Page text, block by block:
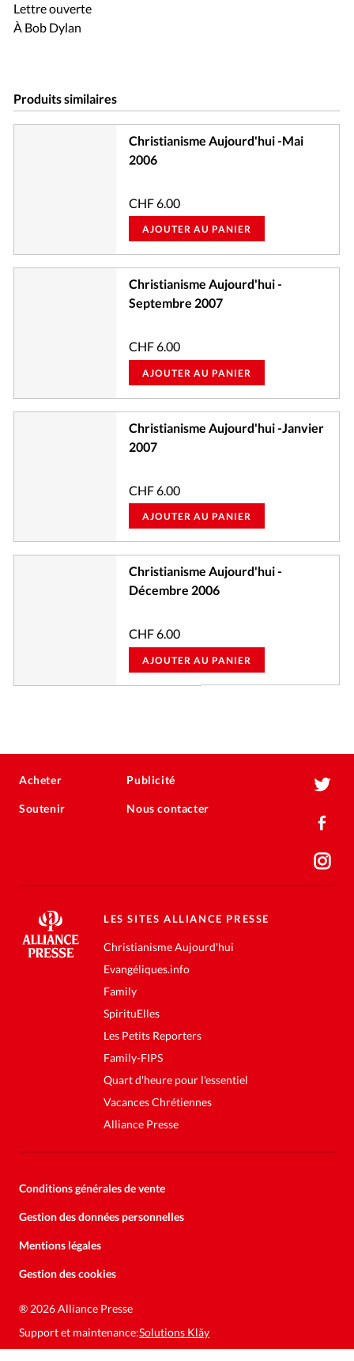
Lettre ouverte
À Bob Dylan
Produits similaires
Christianisme Aujourd'hui -Mai
2006
CHF6.00
AJOUTER AU PANIER
Christianisme Aujourd'hui -
Septembre 2007
CHF6.00
AJOUTER AU PANIER
Christianisme Aujourd'hui -Janvier
2007
CHF6.00
AJOUTER AU PANIER
Christianisme Aujourd'hui -
Décembre 2006
CHF6.00
AJOUTER AU PANIER
Acheter
Soutenir
Publicité
Nous contacter
LES SITES ALLIANCE PRESSE
Christianisme Aujourd'hui
Evangéliques.info
Family
SpirituElles
Les Petits Reporters
Family-FIPS
Quart d'heure pour l'essentiel
Vacances Chrétiennes
Alliance Presse
Conditions générales de vente
Gestion des données personnelles
Mentions légales
Gestion des cookies
® 2026 Alliance Presse
Support et maintenance:Solutions Kläy